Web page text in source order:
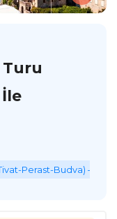
Perast-Budva) –